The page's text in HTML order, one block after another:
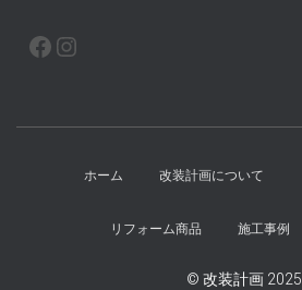
FACEBOOK
ホーム 改装計画について
リフォーム商品 施工事例
© 改装計画 2025